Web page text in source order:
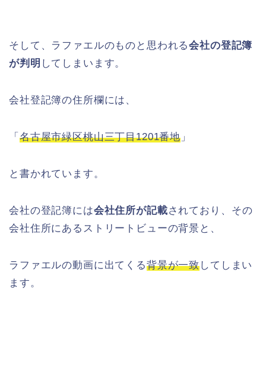
そして、ラファエルのものと思われる会社の登記簿
が判明 してしまいます。
会社登記簿の住所欄には、
「 名古屋市緑区桃山三丁目1201番地 」
と書かれています。
会社の登記簿には会社住所が記載されており、その
会社住所にあるストリートビューの背景と、
ラファエルの動画に出てくる背景が一致してしまい
ます。